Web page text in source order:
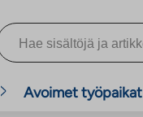
Avoimet työpaikat